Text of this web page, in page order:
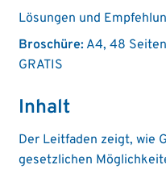
Lösungen und
Broschüre:A4, 48 Seiten
GRATIS
Inhalt
Der Leitfaden zeigt, wie
gesetzlichen